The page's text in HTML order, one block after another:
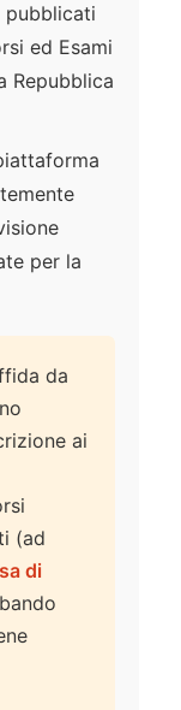
pubblicati
ed Esami
Repubblica
per la
da
ai
(ad
di